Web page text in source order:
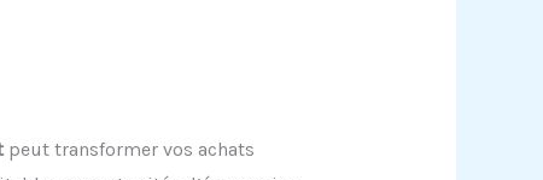
peut transformer vos achats